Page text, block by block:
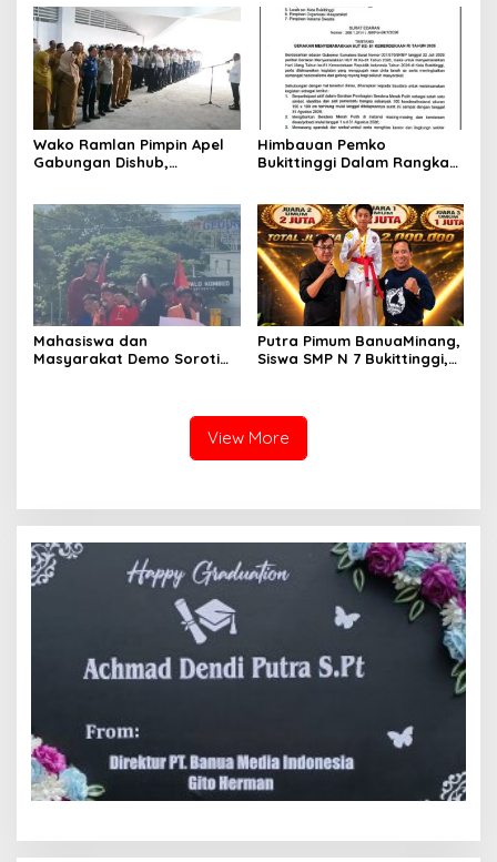
2026
Wako Ramlan Pimpin Apel
Gabungan Dishub,
Pelajar
Himbauan Pemko
Bukittinggi Dalam Rangka
Republik Indonesia
Mahasiswa dan
Masyarakat Demo Soroti
Kecewa Wali Kota dan
Putra Pimum BanuaMinang,
Siswa SMP N 7 Bukittinggi,
Berat 40 Kg dalam
Kejuaraan Karate Jam
Gadang Inkanas Bukittinggi
View More